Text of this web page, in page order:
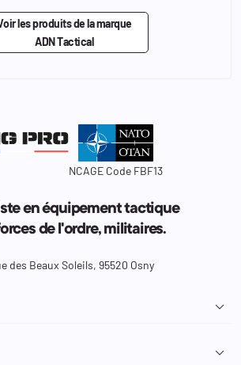
les produits de la marque
ADN Tactical
NCAGE Code FBF13
en équipement tactique
de l'ordre, militaires.
des Beaux Soleils, 95520 Osny

